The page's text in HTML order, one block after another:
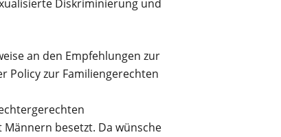
Diskriminierung und
an den Empfehlungen zur
Policy zur Familiengerechten
besetzt. Da wünsche